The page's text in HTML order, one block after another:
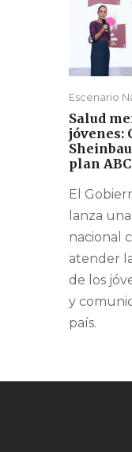
Escenario
Salud
jóvenes:
plan ABC
El
lanza
nacional
atender
de los
y
país.